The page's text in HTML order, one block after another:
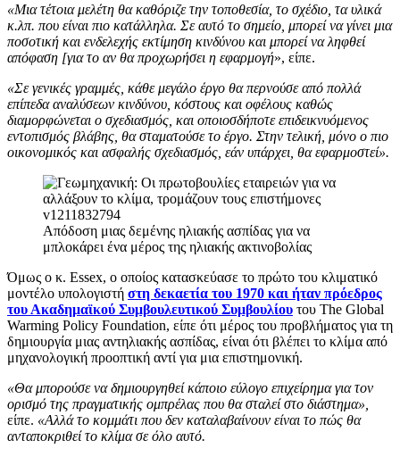
«Μια τέτοια μελέτη θα καθόριζε την τοποθεσία, το σχέδιο, τα υλικά
κ.λπ. που είναι πιο κατάλληλα. Σε αυτό το σημείο, μπορεί να γίνει μια
ποσοτική και ενδελεχής εκτίμηση κινδύνου και μπορεί να ληφθεί
απόφαση [για το αν θα προχωρήσει η εφαρμογή», ​​είπε.
«Σε γενικές γραμμές, κάθε μεγάλο έργο θα περνούσε από πολλά
επίπεδα αναλύσεων κινδύνου, κόστους και οφέλους καθώς
διαμορφώνεται ο σχεδιασμός, και οποιοσδήποτε επιδεικνυόμενος
εντοπισμός βλάβης, θα σταματούσε το έργο. Στην τελική, μόνο ο πιο
οικονομικός και ασφαλής σχεδιασμός, εάν υπάρχει, θα εφαρμοστεί».
Απόδοση μιας δεμένης ηλιακής ασπίδας για να
μπλοκάρει ένα μέρος της ηλιακής ακτινοβολίας
Όμως ο κ. Essex, ο οποίος κατασκεύασε το πρώτο του κλιματικό
μοντέλο υπολογιστή στη δεκαετία του 1970 και ήταν πρόεδρος
του Ακαδημαϊκού Συμβουλευτικού Συμβουλίου του The Global
Warming Policy Foundation, είπε ότι μέρος του προβλήματος για τη
δημιουργία μιας αντηλιακής ασπίδας, είναι ότι βλέπει το κλίμα από
μηχανολογική προοπτική αντί για μια επιστημονική.
«Θα μπορούσε να δημιουργηθεί κάποιο εύλογο επιχείρημα για τον
ορισμό της πραγματικής ομπρέλας που θα σταλεί στο διάστημα»,
είπε. «Αλλά το κομμάτι που δεν καταλαβαίνουν είναι το πώς θα
ανταποκριθεί το κλίμα σε όλο αυτό.